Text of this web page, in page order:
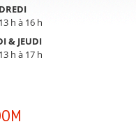
h à 16 h
& JEUDI
h à 17 h